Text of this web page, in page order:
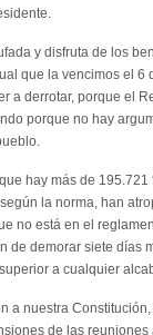
y disfruta de los
que la vencimos el
a derrotar, porque el
porque no hay
hay más de
la norma, han
no está en el
de demorar siete días
a cualquier
a nuestra
de las